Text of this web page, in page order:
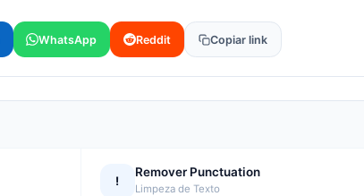
WhatsApp Reddit Copiar link
!
Remover Punctuation
Limpeza de Texto